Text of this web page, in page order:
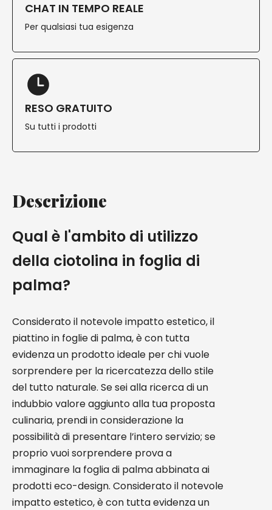
CHAT IN TEMPO REALE
Per qualsiasi tua esigenza
RESO GRATUITO
Su tutti i prodotti
Descrizione
Qual è l'ambito di utilizzo
della ciotolina in foglia di
palma?
Considerato il notevole impatto estetico, il
piattino in foglie di palma, è con tutta
evidenza un prodotto ideale per chi vuole
sorprendere per la ricercatezza dello stile
del tutto naturale. Se sei alla ricerca di un
indubbio valore aggiunto alla tua proposta
culinaria, prendi in considerazione la
possibilità di presentare l’intero servizio; se
proprio vuoi sorprendere prova a
immaginare la foglia di palma abbinata ai
prodotti eco-design. Considerato il notevole
impatto estetico, è con tutta evidenza un